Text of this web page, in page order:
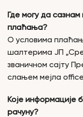
Где могу да
плаћања?
О условима
шалтерима ЈП
званичном сајту
слањем мејла
Које информације
рачуну?